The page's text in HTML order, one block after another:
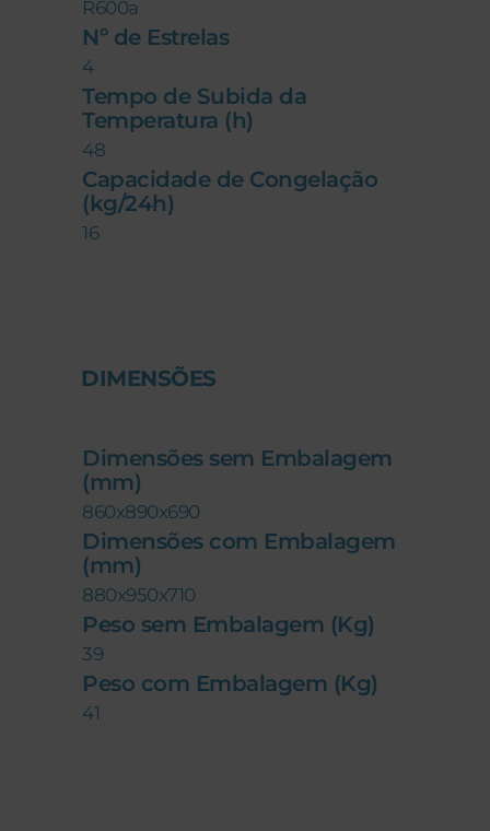
R600a
Nº de Estrelas
4
Tempo de Subida da
Temperatura (h)
48
Capacidade de Congelação
(kg/24h)
16
DIMENSÕES
Dimensões sem Embalagem
(mm)
860x890x690
Dimensões com Embalagem
(mm)
880x950x710
Peso sem Embalagem (Kg)
39
Peso com Embalagem (Kg)
41